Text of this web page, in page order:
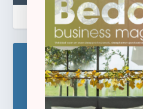
Blijf op
Schrijf u hier in voor